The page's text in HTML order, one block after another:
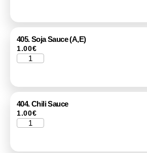
405. Soja Sauce (A,E)
1.00€
404. Chili Sauce
1.00€